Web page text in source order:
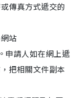
傳真方式遞交的
站
請人如在網上遞
把相關文件副本